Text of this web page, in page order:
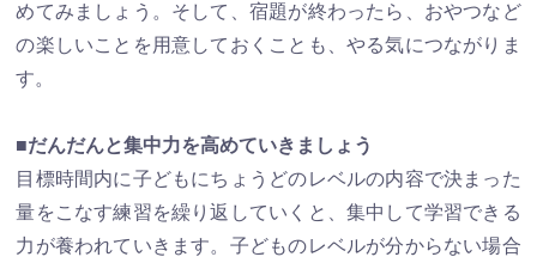
めてみましょう。そして、宿題が終わったら、おやつなど
の楽しいことを用意しておくことも、やる気につながりま
す。
■だんだんと集中力を高めていきましょう
目標時間内に子どもにちょうどのレベルの内容で決まった
量をこなす練習を繰り返していくと、集中して学習できる
力が養われていきます。子どものレベルが分からない場合